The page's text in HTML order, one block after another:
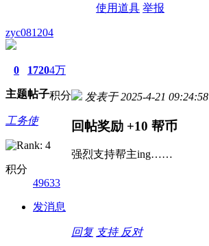
使用道具 举报
zyc081204
0
主题
1720
帖子
4万
积分
工务使
积分
49633
发消息
发表于 2025-4-21 09:24:58
回帖奖励 +10 帮币
强烈支持帮主ing……
回复 支持 反对